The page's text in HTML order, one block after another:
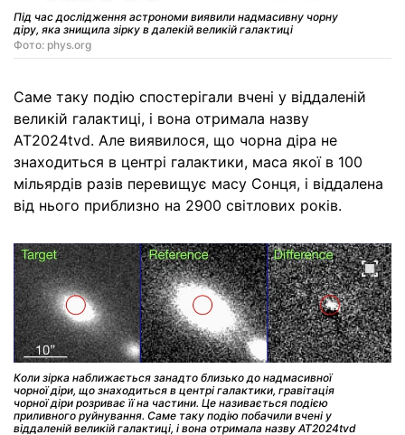
Під час дослідження астрономи виявили надмасивну чорну
діру, яка знищила зірку в далекій великій галактиці
Фото: phys.org
Саме таку подію спостерігали вчені у віддаленій
великій галактиці, і вона отримала назву
AT2024tvd. Але виявилося, що чорна діра не
знаходиться в центрі галактики, маса якої в 100
мільярдів разів перевищує масу Сонця, і віддалена
від нього приблизно на 2900 світлових років.
Коли зірка наближається занадто близько до надмасивної
чорної діри, що знаходиться в центрі галактики, гравітація
чорної діри розриває її на частини. Це називається подією
приливного руйнування. Саме таку подію побачили вчені у
віддаленій великій галактиці, і вона отримала назву AT2024tvd